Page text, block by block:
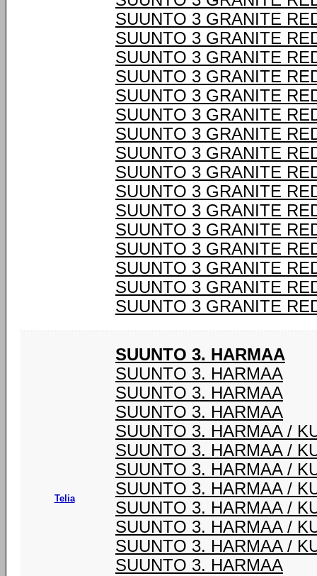
SUUNTO 3 GRANITE
SUUNTO 3 GRANITE
SUUNTO 3 GRANITE
SUUNTO 3 GRANITE
SUUNTO 3 GRANITE
SUUNTO 3 GRANITE
SUUNTO 3 GRANITE
SUUNTO 3 GRANITE
SUUNTO 3 GRANITE
SUUNTO 3 GRANITE
SUUNTO 3 GRANITE
SUUNTO 3 GRANITE
SUUNTO 3 GRANITE
SUUNTO 3 GRANITE
SUUNTO 3 GRANITE
SUUNTO 3 GRANITE
Telia
SUUNTO 3. HARMAA
SUUNTO 3. HARMAA
SUUNTO 3. HARMAA
SUUNTO 3. HARMAA
SUUNTO 3. HARMAA /
SUUNTO 3. HARMAA /
SUUNTO 3. HARMAA /
SUUNTO 3. HARMAA /
SUUNTO 3. HARMAA /
SUUNTO 3. HARMAA /
SUUNTO 3. HARMAA /
SUUNTO 3. HARMAA